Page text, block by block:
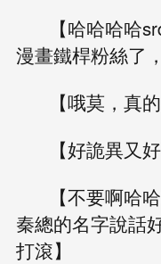
【哈哈哈哈
漫畫鐵桿粉絲了
【哦莫，真
【好詭異又
【不要啊哈
秦總的名字說話
打滾】